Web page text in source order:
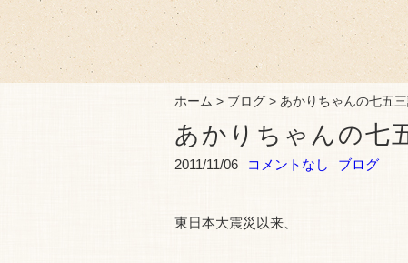
ホーム > ブログ > あかりちゃんの七五
あかりちゃんの七
2011/11/06 コメントなし ブログ
東日本大震災以来、